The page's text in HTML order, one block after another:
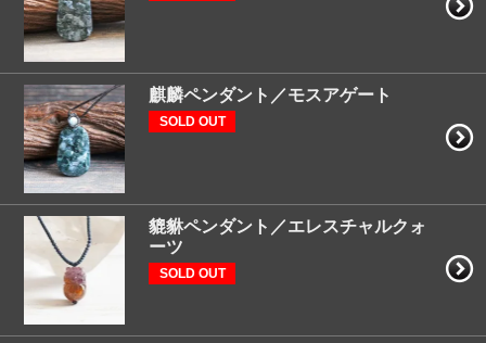
麒麟ペンダント／モスアゲート
SOLD OUT
貔貅ペンダント／エレスチャルクォ
ーツ
SOLD OUT